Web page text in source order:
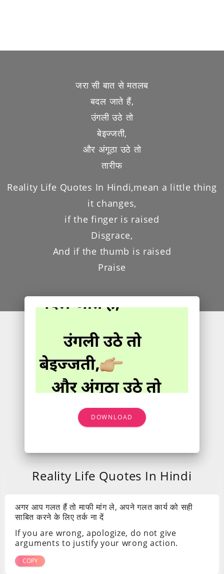
जरा सी बात से मतलब
बदल जाते हैं,
उंगली उठे तो
बेइज्जती,
और अंगूठा उठे तो
तारीफ
Reality Life Quotes In Hindi,mean a little thing
it changes,
if the finger is raised
Disgrace,
And if the thumb is raised
Praise
DOWNLOAD
Reality Life Quotes In Hindi
अगर आप गलत हैं तो माफी मांग ले, अपने गलत कार्य को सही
साबित करने के लिए तर्क ना दें
If you are wrong, apologize, do not give
arguments to justify your wrong action.
COPY